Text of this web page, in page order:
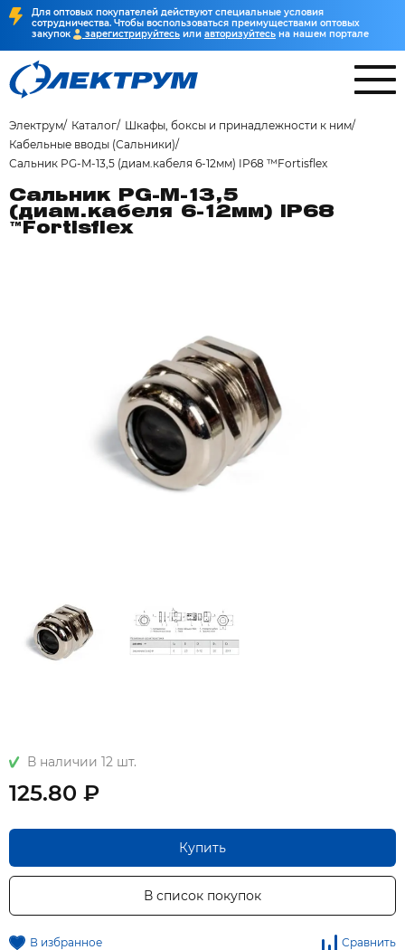
Для оптовых покупателей действуют специальные условия
сотрудничества. Чтобы воспользоваться преимуществами оптовых
закупок
зарегистрируйтесь или авторизуйтесь на нашем портале
Электрум Каталог
Шкафы, боксы и принадлежности к ним
Кабельные вводы (Сальники)
Сальник PG-M-13,5 (диам.кабеля 6-12мм) IP68 ™Fortisflex
Сальник PG-M-13,5
(диам.кабеля 6-12мм) IP68
™Fortisflex
В наличии 12 шт.
125.80 ₽
Купить
В список покупок
В избранное Сравнить